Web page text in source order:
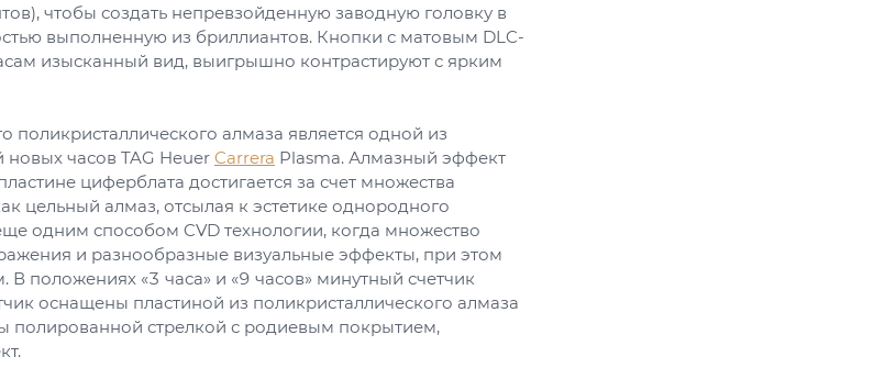
чтобы создать непревзойденную заводную головку в
выполненную из бриллиантов. Кнопки с матовым DLC-
изысканный вид, выигрышно контрастируют с ярким
поликристаллического алмаза является одной из
часов TAG Heuer Carrera Plasma. Алмазный эффект
циферблата достигается за счет множества
цельный алмаз, отсылая к эстетике однородного
одним способом CVD технологии, когда множество
и разнообразные визуальные эффекты, при этом
В положениях «3 часа» и «9 часов» минутный счетчик
оснащены пластиной из поликристаллического алмаза
полированной стрелкой с родиевым покрытием,